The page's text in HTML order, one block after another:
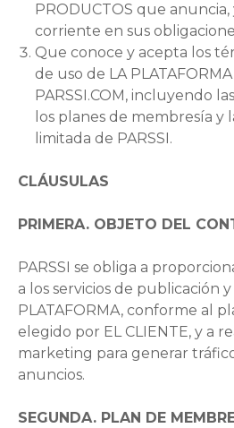
PRODUCTOS que anuncia,
corriente en sus
Que conoce y acepta los
de uso de LA
PARSSI.COM, incluyendo
los planes de membresía y
limitada de PARSSI.
CLÁUSULAS
PRIMERA. OBJETO DEL
PARSSI se obliga a
a los servicios de publicación
PLATAFORMA, conforme al
elegido por EL CLIENTE, y a
marketing para generar
anuncios.
SEGUNDA. PLAN DE